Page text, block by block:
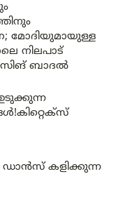
മോദിയുമായുള്ള
നിലപാട്
സിങ് ബാദൽ
ഡാൻസ് കളിക്കുന്ന